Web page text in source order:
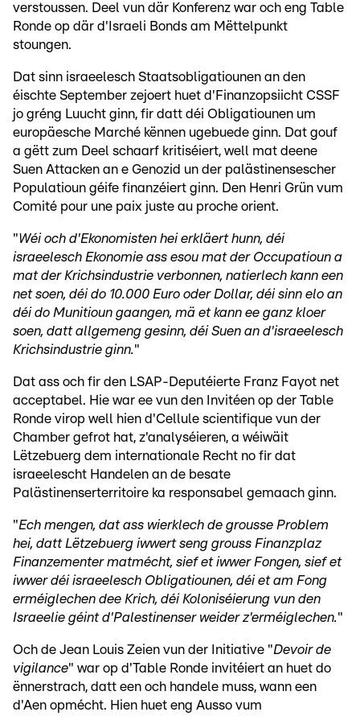
verstoussen. Deel vun där Konferenz war och eng Table
Ronde op där d'Israeli Bonds am Mëttelpunkt
stoungen.
Dat sinn israeelesch Staatsobligatiounen an den
éischte September zejoert huet d'Finanzopsiicht CSSF
jo gréng Luucht ginn, fir datt déi Obligatiounen um
europäesche Marché kënnen ugebuede ginn. Dat gouf
a gëtt zum Deel schaarf kritiséiert, well mat deene
Suen Attacken an e Genozid un der palästinensescher
Populatioun géife finanzéiert ginn. Den Henri Grün vum
Comité pour une paix juste au proche orient.
"Wéi och d'Ekonomisten hei erkläert hunn, déi
israeelesch Ekonomie ass esou mat der Occupatioun a
mat der Krichsindustrie verbonnen, natierlech kann een
net soen, déi do 10.000 Euro oder Dollar, déi sinn elo an
déi do Munitioun gaangen, mä et kann ee ganz kloer
soen, datt allgemeng gesinn, déi Suen an d'israeelesch
Krichsindustrie ginn."
Dat ass och fir den LSAP-Deputéierte Franz Fayot net
acceptabel. Hie war ee vun den Invitéen op der Table
Ronde virop well hien d'Cellule scientifique vun der
Chamber gefrot hat, z'analyséieren, a wéiwäit
Lëtzebuerg dem internationale Recht no fir dat
israeelescht Handelen an de besate
Palästinenserterritoire ka responsabel gemaach ginn.
"Ech mengen, dat ass wierklech de grousse Problem
hei, datt Lëtzebuerg iwwert seng grouss Finanzplaz
Finanzementer matmécht, sief et iwwer Fongen, sief et
iwwer déi israeelesch Obligatiounen, déi et am Fong
erméiglechen dee Krich, déi Koloniséierung vun den
Israeelie géint d'Palestinenser weider z'erméiglechen."
Och de Jean Louis Zeien vun der Initiative "Devoir de
vigilance" war op d'Table Ronde invitéiert an huet do
ënnerstrach, datt een och handele muss, wann een
d'Aen opmécht. Hien huet eng Ausso vum